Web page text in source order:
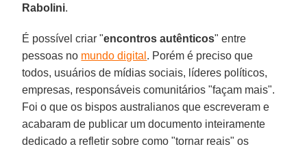
Rabolini.
É possível criar "encontros autênticos" entre
pessoas no mundo digital . Porém é preciso que
todos, usuários de mídias sociais, líderes políticos,
empresas, responsáveis comunitários "façam mais".
Foi o que os bispos australianos que escreveram e
acabaram de publicar um documento inteiramente
dedicado a refletir sobre como "tornar reais" os